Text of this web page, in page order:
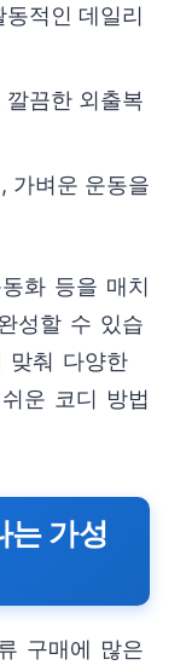
적인 데일리
끔한 외출복
가벼운 운동을
화 등을 매치
성할 수 있습
맞춰 다양한
운 코디 방법
는 가성
구매에 많은